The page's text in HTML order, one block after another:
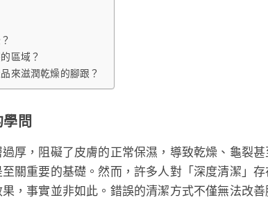
區域？
來滋潤乾燥的腳跟？
問
厚，阻礙了皮膚的正常保濕，導致乾燥、龜裂
關重要的基礎。然而，許多人對「深度清潔」
，事實並非如此。錯誤的清潔方式不僅無法改